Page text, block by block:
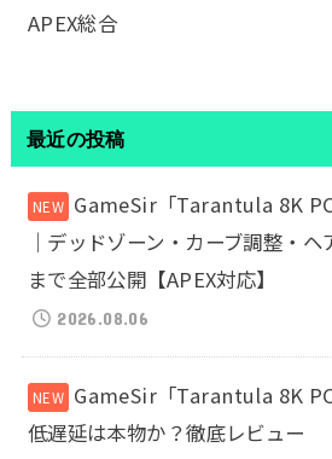
APEX総合
最近の投稿
GameSir「Tarantula 8K
｜デッドゾーン・カーブ調整・
まで全部公開【APEX対応】
2026.08.06
GameSir「Tarantula 8K
低遅延は本物か？徹底レビュー